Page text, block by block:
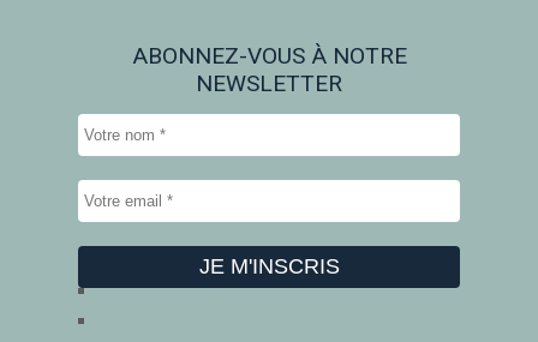
ABONNEZ-VOUS À NOTRE
NEWSLETTER